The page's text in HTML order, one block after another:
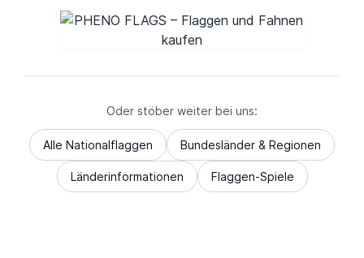
Oder stöber weiter bei uns:
Alle Nationalflaggen Bundesländer & Regionen
Länderinformationen Flaggen-Spiele